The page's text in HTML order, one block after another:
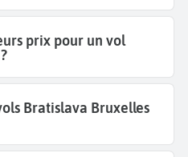
prix pour un vol
Bratislava Bruxelles